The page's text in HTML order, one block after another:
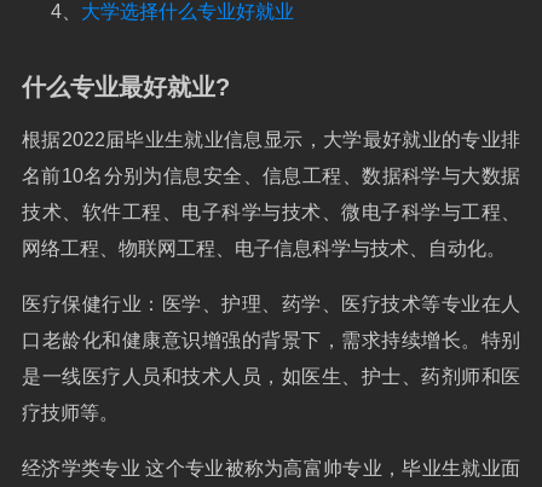
4、 大学选择什么专业好就业
什么专业最好就业?
根据2022届毕业生就业信息显示，大学最好就业的专业排
名前10名分别为信息安全、信息工程、数据科学与大数据
技术、软件工程、电子科学与技术、微电子科学与工程、
网络工程、物联网工程、电子信息科学与技术、自动化。
医疗保健行业：医学、护理、药学、医疗技术等专业在人
口老龄化和健康意识增强的背景下，需求持续增长。特别
是一线医疗人员和技术人员，如医生、护士、药剂师和医
疗技师等。
经济学类专业 这个专业被称为高富帅专业，毕业生就业面